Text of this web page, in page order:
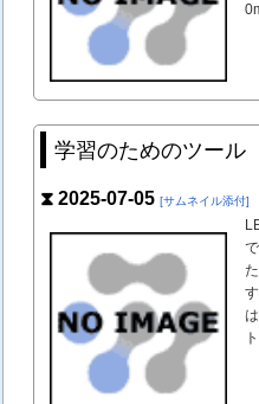
学習のためのツール
⧗ 2025-07-05 [サムネイル添付]